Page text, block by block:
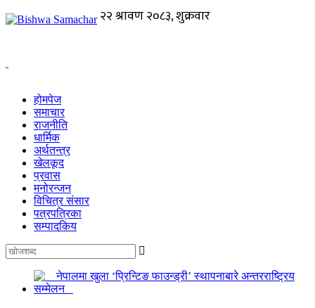
होमपेज
समाचार
राजनीति
धार्मिक
अर्थतन्त्र
खेलकूद
प्रवास
मनोरन्जन
विचित्र संसार
पत्रपत्रिका
सम्पादकिय